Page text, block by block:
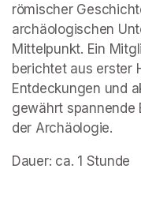
römischer
archäologischen
Mittelpunkt. Ein
berichtet aus erster
Entdeckungen und
gewährt spannende
der Archäologie.
Dauer: ca. 1 Stunde